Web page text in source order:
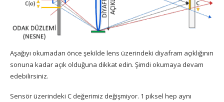
Aşağıyı okumadan önce şekilde lens üzerindeki diyafram açıklığının
sonuna kadar açık olduğuna dikkat edin. Şimdi okumaya devam
edebilirsiniz.
Sensör üzerindeki C değerimiz değişmiyor. 1 piksel hep aynı